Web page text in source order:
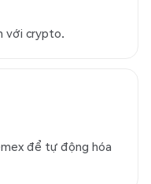
với crypto.
để tự động hóa